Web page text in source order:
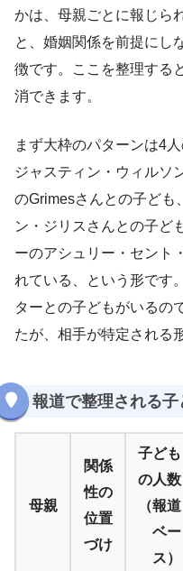
かは、母親ごとに報じら
と、婚姻関係を前提にし
徴です。ここを整理する
消できます。
まず大枠のパターンは4
ジャスティン・ウィルソ
のGrimesさんとの子ども
ン・ジリスさんとの子ど
ーのアシュリー・セント
れている、という形です
ターとの子どもがいるの
たが、相手が特定される
報道で整理される
母親
関係
性の
位置
づけ
子ども
の人数
（報道
ベー
ス）